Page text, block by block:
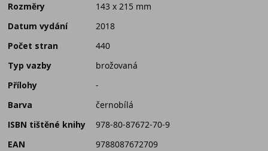
Rozměry
143 x 215 mm
Datum vydání
2018
Počet stran
440
Typ vazby
brožovaná
Přílohy
-
Barva
černobílá
ISBN tištěné knihy
978-80-87672-70-9
EAN
9788087672709